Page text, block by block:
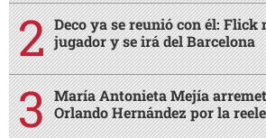
Deco ya se reunió con él: Flick
jugador y se irá del Barcelona
María Antonieta Mejía
Orlando Hernández por la